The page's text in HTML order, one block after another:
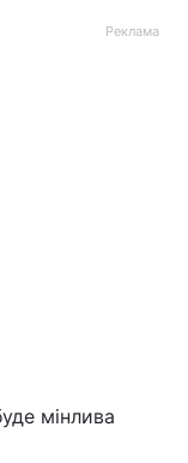
Реклама
мінлива